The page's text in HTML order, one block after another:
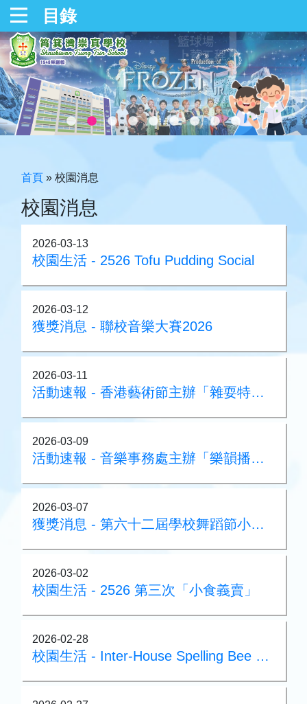
目錄
首頁 » 校園消息
校園消息
2026-03-13
校園生活 - 2526 Tofu Pudding Social
2026-03-12
獲獎消息 - 聯校音樂大賽2026
2026-03-11
活動速報 - 香港藝術節主辦「雜耍特快列車」
2026-03-09
活動速報 - 音樂事務處主辦「樂韻播萬千」音樂會
2026-03-07
獲獎消息 - 第六十二屆學校舞蹈節小學初級組優等獎
2026-03-02
校園生活 - 2526 第三次「小食義賣」
2026-02-28
校園生活 - Inter-House Spelling Bee Competition@English_Week